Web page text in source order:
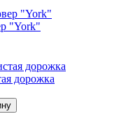
"York"
дорожка